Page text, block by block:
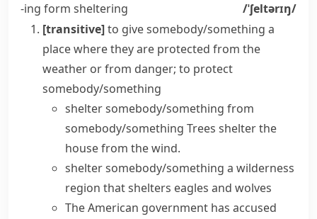
-ing form sheltering
/ˈʃeltərɪŋ/
[transitive]to give somebody/something a
place where they are protected from the
weather or from danger; to protect
somebody/something
shelter somebody/something from
somebody/something Trees shelter the
house from the wind.
shelter somebody/something a wilderness
region that shelters eagles and wolves
The American government has accused